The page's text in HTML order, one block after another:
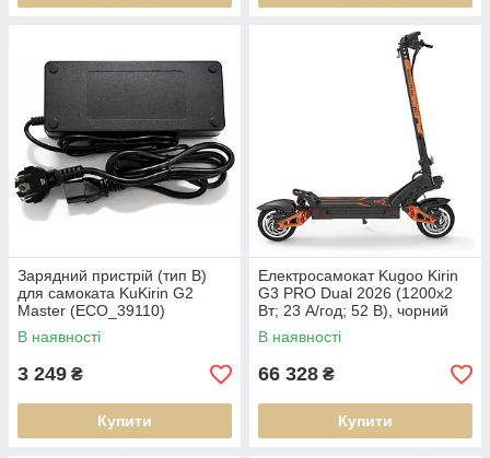
Зарядний пристрій (тип B)
для самоката KuKirin G2
Master (ECO_39110)
В наявності
3 249 ₴
Купити
Електросамокат Kugoo Kirin
G3 PRO Dual 2026 (1200x2
Вт; 23 А/год; 52 В), чорний
(ECO_Kk-G3PRO)
В наявності
66 328 ₴
Купити